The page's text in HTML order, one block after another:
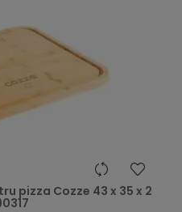
pizza Cozze 43 x 35 x 2